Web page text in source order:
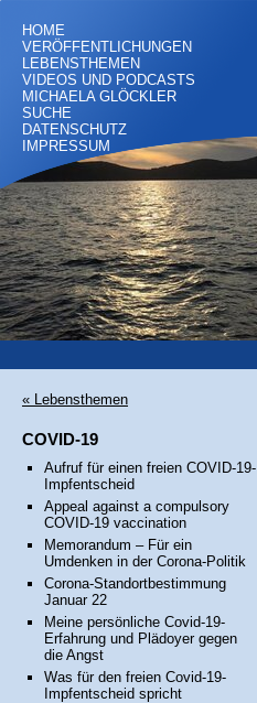
HOME
VERÖFFENTLICHUNGEN
LEBENSTHEMEN
VIDEOS UND PODCASTS
MICHAELA GLÖCKLER
SUCHE
DATENSCHUTZ
IMPRESSUM
« Lebensthemen
COVID-19
Aufruf für einen freien COVID-19-
Impfentscheid
Appeal against a compulsory
COVID-19 vaccination
Memorandum – Für ein
Umdenken in der Corona-Politik
Corona-Standortbestimmung
Januar 22
Meine persönliche Covid-19-
Erfahrung und Plädoyer gegen
die Angst
Was für den freien Covid-19-
Impfentscheid spricht